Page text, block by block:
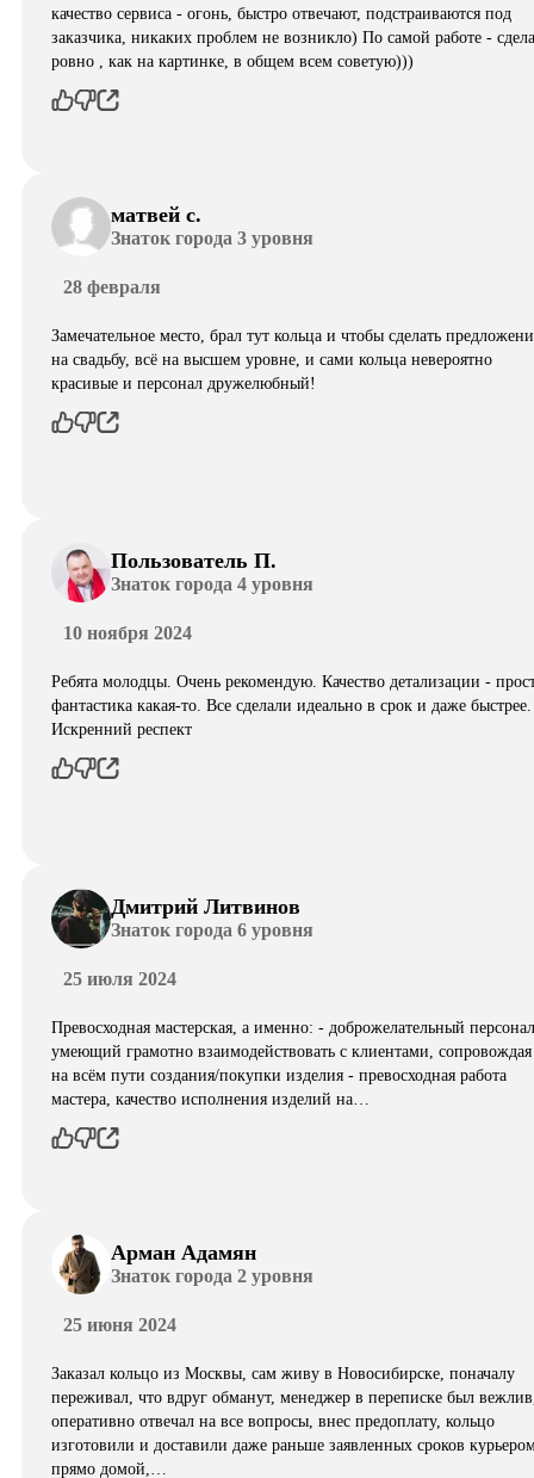
качество сервиса - огонь, быстро отвечают, подстраиваются под
заказчика, никаких проблем не возникло) По самой работе -
ровно , как на картинке, в общем всем советую)))
матвей с.
Знаток города 3 уровня
28 февраля
Замечательное место, брал тут кольца и чтобы сделать
на свадьбу, всё на высшем уровне, и сами кольца невероятно
красивые и персонал дружелюбный!
Пользователь П.
Знаток города 4 уровня
10 ноября 2024
Ребята молодцы. Очень рекомендую. Качество детализации -
фантастика какая-то. Все сделали идеально в срок и даже быстрее.
Искренний респект
Дмитрий Литвинов
Знаток города 6 уровня
25 июля 2024
Превосходная мастерская, а именно: - доброжелательный
умеющий грамотно взаимодействовать с клиентами,
на всём пути создания/покупки изделия - превосходная работа
мастера, качество исполнения изделий на…
Арман Адамян
Знаток города 2 уровня
25 июня 2024
Заказал кольцо из Москвы, сам живу в Новосибирске, поначалу
переживал, что вдруг обманут, менеджер в переписке был
оперативно отвечал на все вопросы, внес предоплату, кольцо
изготовили и доставили даже раньше заявленных сроков
прямо домой,…